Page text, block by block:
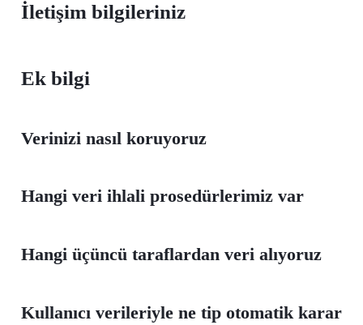
İletişim bilgileriniz
Ek bilgi
Verinizi nasıl koruyoruz
Hangi veri ihlali prosedürlerimiz var
Hangi üçüncü taraflardan veri alıyoruz
Kullanıcı verileriyle ne tip otomatik karar